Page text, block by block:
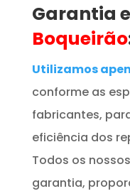
Garantia
Boqueirão
Utilizamos
conforme as
fabricantes,
eficiência dos
Todos os
garantia,